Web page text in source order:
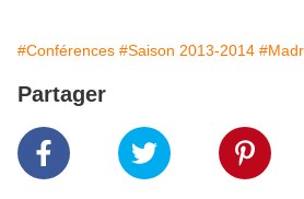
#Conférences #Saison 2013-2014
Partager